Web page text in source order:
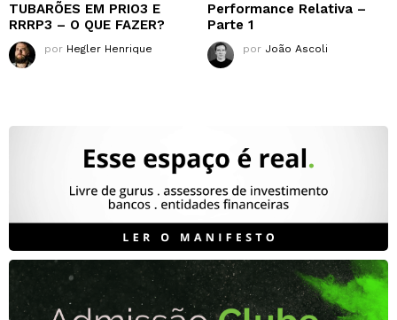
TUBARÕES EM PRIO3 E
RRRP3 – O QUE FAZER?
por Hegler Henrique
Performance Relativa –
Parte 1
por João Ascoli